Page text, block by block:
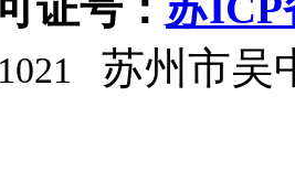
苏州市吴